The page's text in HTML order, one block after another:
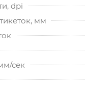
dpi
мм
сек